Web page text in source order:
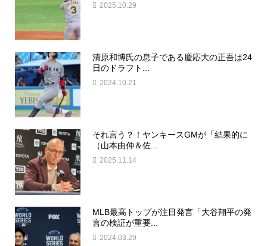
2025.10.29
清原和博氏の息子である慶応大の正吾は24
日のドラフト...
2024.10.21
それ言う？！ヤンキースGMが「結果的に
（山本由伸＆佐...
2025.11.14
MLB最高トップが注目発言「大谷翔平の発
言の検証が重要...
2024.03.29